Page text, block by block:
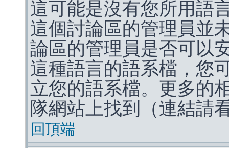
這可能是沒有您所用語
這個討論區的管理員並
論區的管理員是否可以
這種語言的語系檔，您
立您的語系檔。更多的
隊網站上找到（連結請
回頂端